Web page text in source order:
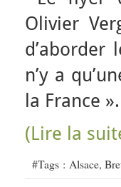
Olivier
d’aborder
n’y a
la France ».
(Lire la
#Tags : Alsace,